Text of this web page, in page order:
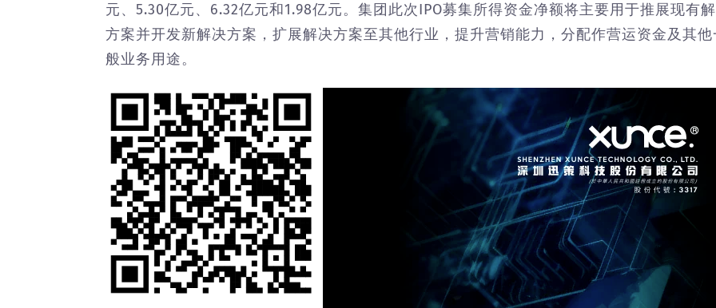
元、5.30亿元、6.32亿元和1.98亿元。集团此次IPO募集所得资金净额将主要用于推展现有
方案并开发新解决方案，扩展解决方案至其他行业，提升营销能力，分配作营运资金及其他
般业务用途。